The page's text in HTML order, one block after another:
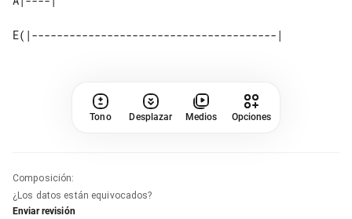
Tono Desplazar Medios Opciones
Composición:
¿Los datos están equivocados?
Enviar revisión